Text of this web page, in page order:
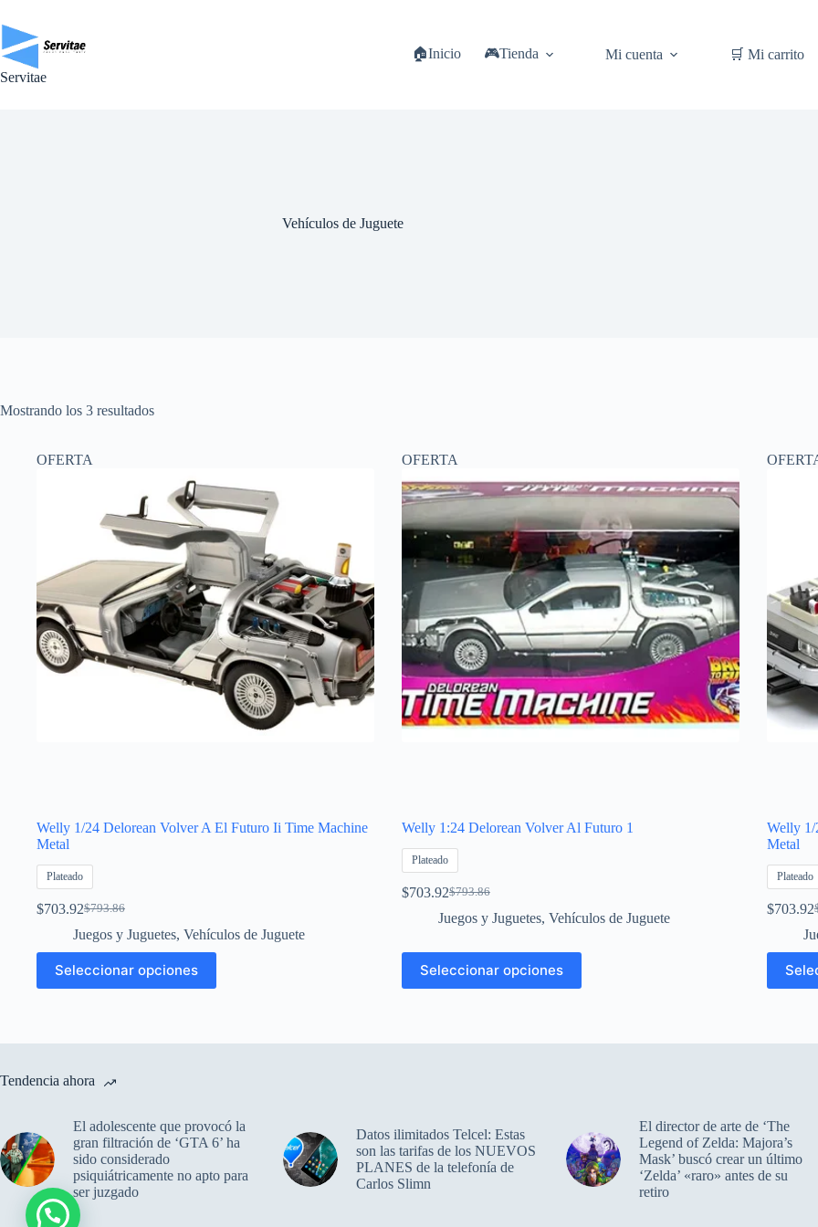
al
contenido
Servitae
🏠Inicio 🎮Tienda Mi cuenta 🛒 Mi carrito
Vehículos de Juguete
Mostrando los 3 resultadosOrdenado
OFERTA
Welly 1/24 Delorean Volver A El Futuro Ii Time Machine
Metal
Plateado
$793.86
El
precio
era:
$793.86.
$703.92El
precio
es:
$703.92.
Juegos y Juguetes, Vehículos de Juguete
Seleccionar opciones
Este
producto
tiene
Las
pueden
la
página
de
producto
OFERTA
Welly 1:24 Delorean Volver Al Futuro 1
Plateado
$793.86
El
precio
$793.86.
$703.92El
precio
$703.92.
Juegos y Juguetes, Vehículos de Juguete
Seleccionar opciones
Este
producto
tiene
Las
la
página
de
producto
Welly 1/
Metal
Plateado
$703.92
Este
producto
tiene
Las
en
la
página
de
Tendencia ahora
El adolescente que provocó la
gran filtración de ‘GTA 6’ ha
sido considerado
psiquiátricamente no apto para
ser juzgado
Datos ilimitados Telcel: Estas
son las tarifas de los NUEVOS
PLANES de la telefonía de
Carlos Slimn
El director de arte de ‘The
Legend of Zelda: Majora’s
Mask’ buscó crear un último
‘Zelda’ «raro» antes de su
retiro